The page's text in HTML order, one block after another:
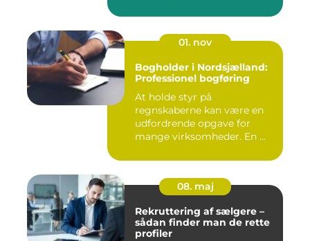
01. nov
Bogholder i Nordsjælland:
Professionel bogføring
At holde styr på
regnskaberne kan være en
udfordrende opgave for
mange virksomheder. En ...
08. maj
Rekruttering af sælgere –
sådan finder man de rette
profiler